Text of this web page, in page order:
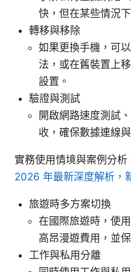
快，但在某些情況
轉移與移除
如果更換手機，可
法，或在舊裝置上
設置。
驗證與測試
開啟網路速度測試
收，確保數據連線
實務使用情境與案例分析
2026 年最新深度解析，
旅遊時多方案切換
在國際旅遊時，使
高昂漫遊費用，並
工作與私用分離